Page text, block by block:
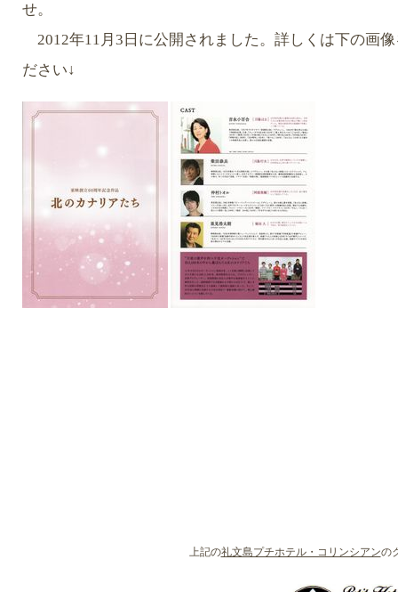
せ。
2012年11月3日に公開されました。詳しくは下の画
ださい↓
上記の礼文島プチホテル・コリンシアンの